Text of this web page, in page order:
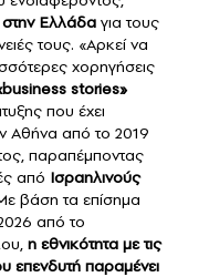
στην Ελλάδα για τους
τους. «Αρκεί να
χορηγήσεις
stories»
που έχει
Αθήνα από το 2019
παραπέμποντας
από Ισραηλινούς
βάση τα επίσημα
από το
η εθνικότητα με τις
επενδυτή παραμένει